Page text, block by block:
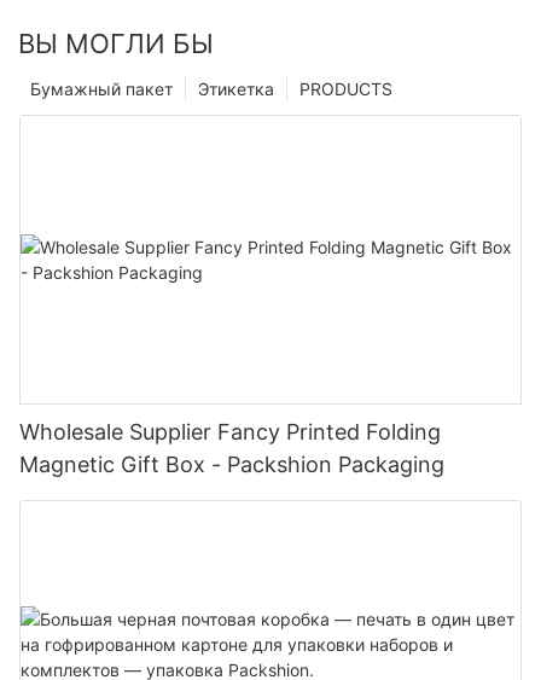
ВЫ МОГЛИ БЫ
PRODUCTS
Этикетка
Бумажный пакет
Wholesale Supplier Fancy Printed Folding
Magnetic Gift Box - Packshion Packaging